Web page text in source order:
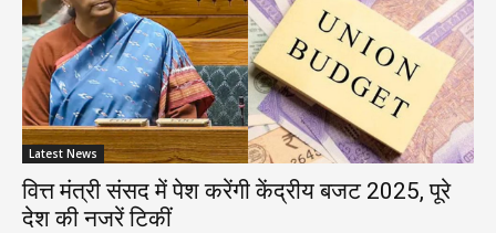
Latest News
वित्त मंत्री संसद में पेश करेंगी केंद्रीय बजट 2025, पूरे
देश की नजरें टिकीं